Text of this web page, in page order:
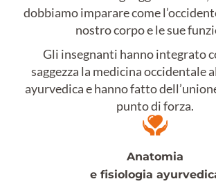
dobbiamo imparare come
nostro corpo e le sue
Gli insegnanti hanno integrato
saggezza la medicina occidentale
ayurvedica e hanno fatto
punto di forza.
Anatomia
e fisiologia